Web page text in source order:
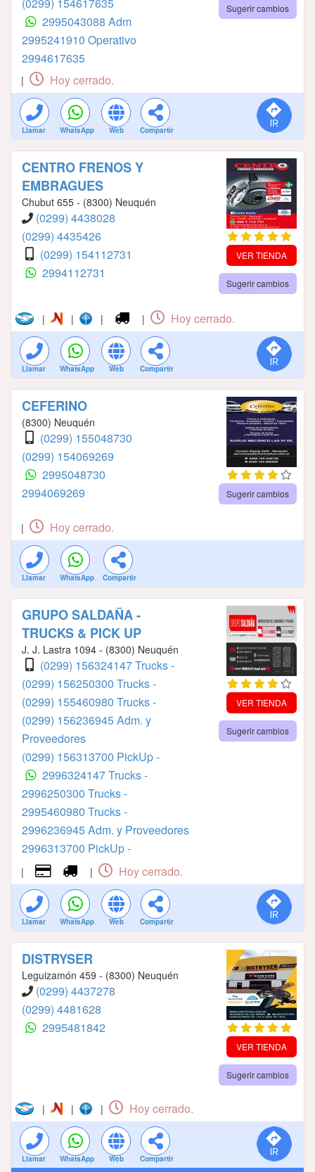
2995043088 Adm
2995241910 Operativo
2994617635
Sugerir cambios
| Hoy cerrado.
Llamar WhatsApp Web Compartir
CENTRO FRENOS Y
EMBRAGUES
Chubut 655 - (8300) Neuquén
(0299) 4438028
(0299) 4435426
(0299) 154112731
2994112731
VER TIENDA
Sugerir cambios
| | | | Hoy cerrado.
Llamar WhatsApp Web Compartir
CEFERINO
(8300) Neuquén
(0299) 155048730
(0299) 154069269
2995048730
2994069269
Sugerir cambios
| Hoy cerrado.
Llamar WhatsApp Compartir
GRUPO SALDAÑA -
TRUCKS & PICK UP
J. J. Lastra 1094 - (8300) Neuquén
(0299) 156324147 Trucks -
(0299) 156250300 Trucks -
(0299) 155460980 Trucks -
(0299) 156236945 Adm. y
Proveedores
(0299) 156313700 PickUp -
2996324147 Trucks -
2996250300 Trucks -
2995460980 Trucks -
2996236945 Adm. y Proveedores
2996313700 PickUp -
VER TIENDA
Sugerir cambios
| | Hoy cerrado.
Llamar WhatsApp Web Compartir
DISTRYSER
Leguizamón 459 - (8300) Neuquén
(0299) 4437278
(0299) 4481628
2995481842
VER TIENDA
Sugerir cambios
| | | Hoy cerrado.
Llamar WhatsApp Web Compartir